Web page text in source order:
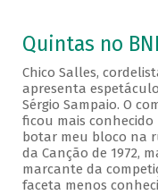
Quintas no
Chico Salles,
apresenta
Sérgio Sampaio. O
ficou mais
botar meu bloco na
da Canção de 1972,
marcante da
faceta menos